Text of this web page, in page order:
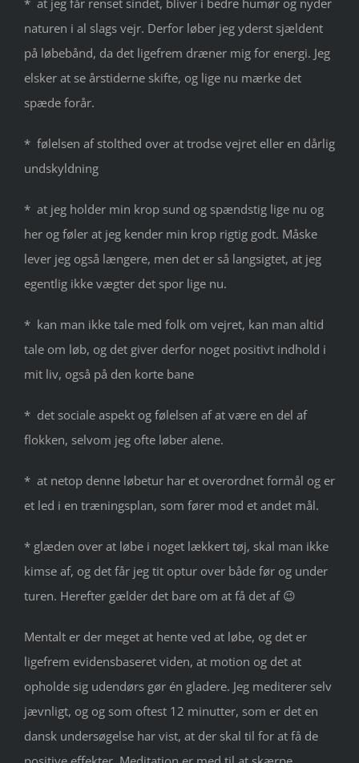
* at jeg får renset sindet, bliver i bedre humør og nyder
naturen i al slags vejr. Derfor løber jeg yderst sjældent
på løbebånd, da det ligefrem dræner mig for energi. Jeg
elsker at se årstiderne skifte, og lige nu mærke det
spæde forår.
* følelsen af stolthed over at trodse vejret eller en dårlig
undskyldning
* at jeg holder min krop sund og spændstig lige nu og
her og føler at jeg kender min krop rigtig godt. Måske
lever jeg også længere, men det er så langsigtet, at jeg
egentlig ikke vægter det spor lige nu.
* kan man ikke tale med folk om vejret, kan man altid
tale om løb, og det giver derfor noget positivt indhold i
mit liv, også på den korte bane
* det sociale aspekt og følelsen af at være en del af
flokken, selvom jeg ofte løber alene.
* at netop denne løbetur har et overordnet formål og er
et led i en træningsplan, som fører mod et andet mål.
* glæden over at løbe i noget lækkert tøj, skal man ikke
kimse af, og det får jeg tit optur over både før og under
turen. Herefter gælder det bare om at få det af 😉
Mentalt er der meget at hente ved at løbe, og det er
ligefrem evidensbaseret viden, at motion og det at
opholde sig udendørs gør én gladere. Jeg mediterer selv
jævnligt, og og som oftest 12 minutter, som er det en
dansk undersøgelse har vist, at der skal til for at få de